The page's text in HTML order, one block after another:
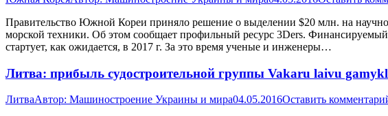
Правительство Южной Кореи приняло решение о выделении $20 млн. на
морской техники. Об этом сообщает профильный ресурс 3Ders.
стартует, как ожидается, в 2017 г. За это время ученые и инженеры…
Литва: прибыль судостроительной группы Vakaru laivu
ЛитваАвтор: Машиностроение Украины и мира04.05.2016Оставить